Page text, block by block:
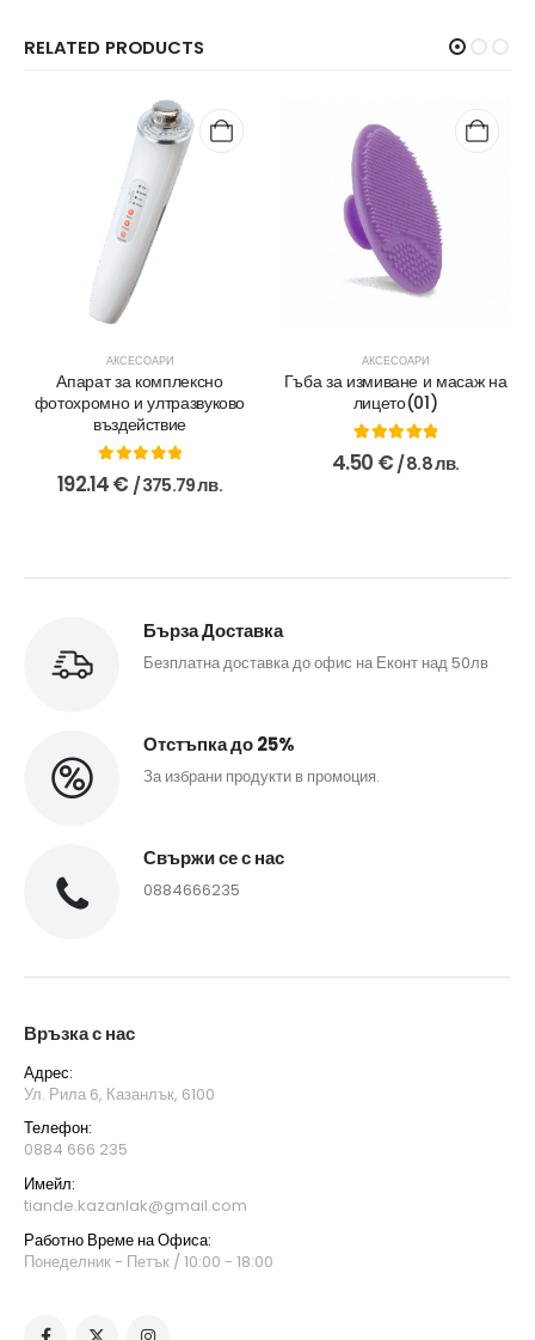
RELATED PRODUCTS
АКСЕСОАРИ
Апарат за комплексно
фотохромно и ултразвуково
въздействие
0 out of 5
192.14€ / 375.79 лв.
АКСЕСОАРИ
Гъба за измиване и масаж на
лицето(01)
5.00 out of 5
4.50 € / 8.8 лв.
Бърза Доставка
Безплатна доставка до офис на Еконт над 50лв
Отстъпка до 25%
За избрани продукти в промоция.
Свържи се с нас
0884666235
Връзка с нас
Адрес:
Ул. Рила 6, Казанлък, 6100
Телефон:
0884 666 235
Имейл:
tiande.kazanlak@gmail.com
Работно Време на Офиса:
Понеделник - Петък / 10:00 - 18:00